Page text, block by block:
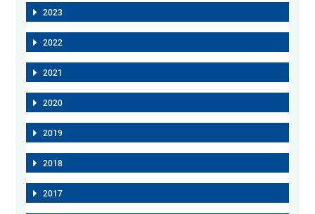
2023
2022
2021
2020
2019
2018
2017